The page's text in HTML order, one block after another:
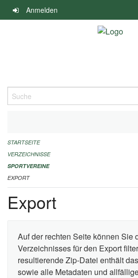
Navigation
überspringen
Anmelden
Suche
ALLGEMEINE INFORMATIONEN
FINANZIELLE UNTERSTÜTZUNG
KONTAKT
STARTSEITE
VERZEICHNISSE
SPORTVEREINE
EXPORT
Export
Auf der rechten Seite können Sie
Verzeichnisses für den Export
resultierende Zip-Datei enthält
sowie alle Metadaten und